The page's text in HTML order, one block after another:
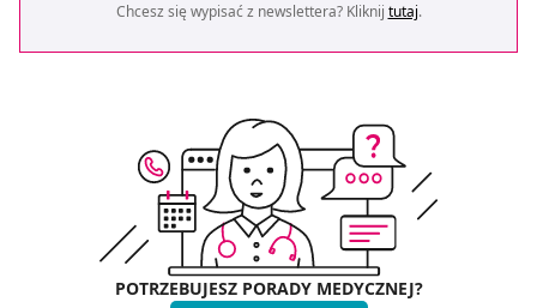
Chcesz się wypisać z newslettera? Kliknij tutaj.
POTRZEBUJESZ PORADY MEDYCZNEJ?